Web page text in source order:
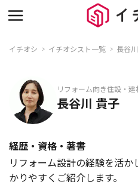
イチオシ イチオシスト一覧 長谷
リフォーム向き住設・
長谷川 貴子
経歴・資格・著書
リフォーム設計の経験を活
かりやすくご紹介します。